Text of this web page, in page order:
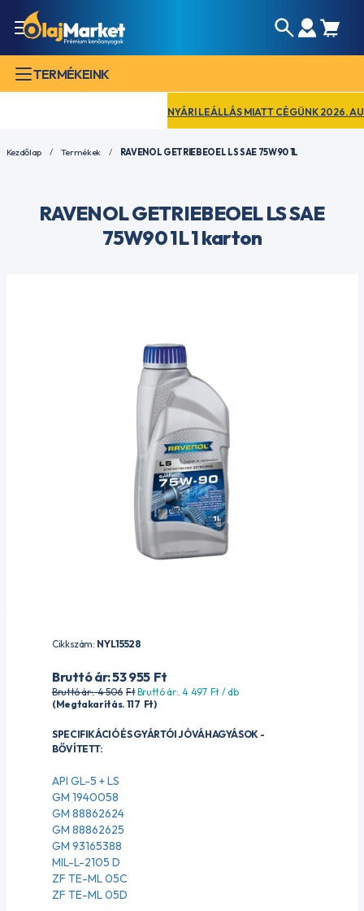
TERMÉKEINK
NYÁRI LEÁLLÁS MIATT CÉGÜNK 2026.
Kezdőlap Termékek RAVENOL GETRIEBEOEL LS SAE 75W90 1L
RAVENOL GETRIEBEOEL LS SAE
75W90 1L 1 karton
Cikkszám: NYL15528
Bruttó ár: 53 955 Ft
Bruttó ár:. 4 506 FtBruttó ár:. 4 497 Ft/ db
(Megtakarítás. 117 Ft)
SPECIFIKÁCIÓ ÉS GYÁRTÓI JÓVÁHAGYÁSOK -
BŐVÍTETT:
API GL-5 + LS
GM 1940058
GM 88862624
GM 88862625
GM 93165388
MIL-L-2105 D
ZF TE-ML 05C
ZF TE-ML 05D